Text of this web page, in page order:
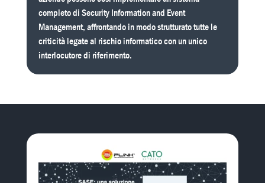
completo di Security Information and Event
Management, affrontando in modo strutturato tutte le
criticità legate al rischio informatico con un unico
interlocutore di riferimento.